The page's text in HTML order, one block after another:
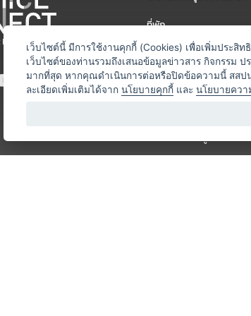
ที่พัก
สถานที่จัดงาน
ท่องเที่ยว / นำเที่ยว
ออแกไนเซอร์
บริการสำหรับผู้จัดงาน
เว็บไซต์นี้ มีการใช้งานคุกกี้ (Cookies) เพื่อเพิ่มประสิ
เว็บไซต์ของท่านรวมถึงเสนอข้อมูลข่าวสาร กิจกรรม
มากที่สุด หากคุณดำเนินการต่อหรือปิดข้อความนี้ สสป
ละเอียดเพิ่มเติมได้จาก นโยบายคุกกี้ และ นโยบายควา